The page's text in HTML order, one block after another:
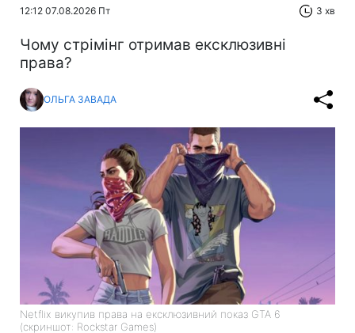
12:12 07.08.2026 Пт 3 хв
Чому стрімінг отримав ексклюзивні
права?
ОЛЬГА ЗАВАДА
Netflix викупив права на ексклюзивний показ GTA 6
(скриншот: Rockstar Games)